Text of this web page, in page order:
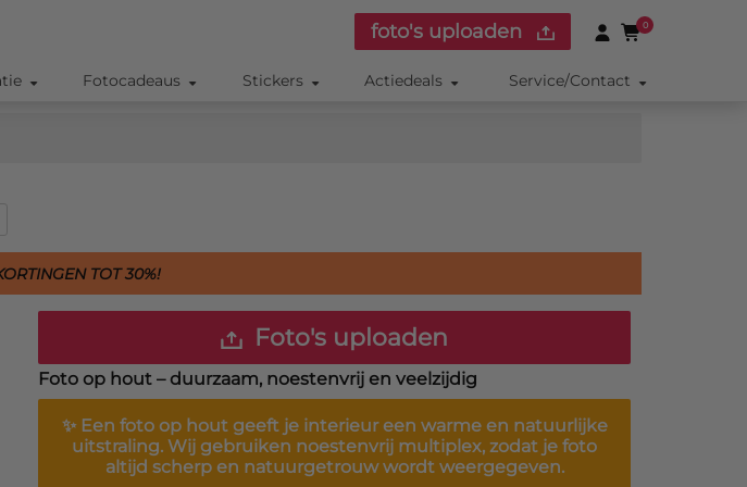
foto's uploaden 0
Fotocadeaus Stickers Actiedeals Service/Contact
TOT 30%!
Foto's uploaden
Foto op hout – duurzaam, noestenvrij en veelzijdig
✨ Een foto op houtgeeft je interieur een warme en natuurlijke
uitstraling. Wij gebruiken noestenvrij multiplex, zodat je foto
altijd scherp en natuurgetrouw wordt weergegeven.